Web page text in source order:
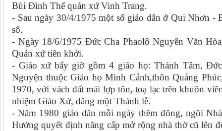
Bùi Đình Thể quản xứ Vinh Trang.
- Sau ngày 30/4/1975 một số giáo dân ở Qui Nhơn
số.
- Ngày 18/6/1975 Đức Cha Phaolô Nguyễn Văn
Quản xứ tiên khởi.
- Giáo xứ bấy giờ gồm 4 giáo họ: Thánh Tâm,
Nguyện thuộc Giáo họ Minh Cảnh,thôn Quảng
1970, với vách đất mái lợp tôn, toạ lạc trên khuôn
nhiệm Giáo Xứ, dâng một Thánh lễ.
- Năm 1980 giáo dân mỗi ngày thêm đông, ngôi
Hướng quyết định nâng cấp mở rộng nhà thờ cũ lên